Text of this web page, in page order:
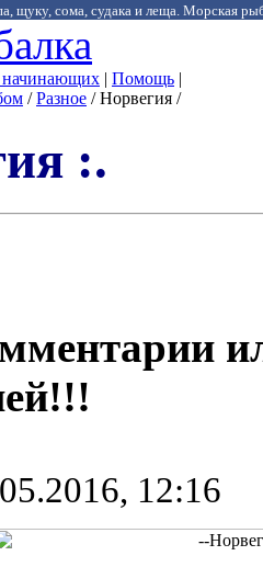
щуку, сома, судака и леща. Морская
начинающих | Помощь |
/Разное / Норвегия /
:.
12:16